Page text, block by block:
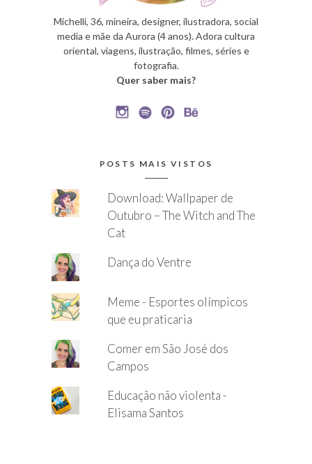
Michelli, 36, mineira, designer, ilustradora, social
media e mãe da Aurora (4 anos). Adora cultura
oriental, viagens, ilustração, filmes, séries e
fotografia.
Quer saber mais?
POSTS MAIS VISTOS
Download: Wallpaper de
Outubro – The Witch and The
Cat
Dança do Ventre
Meme - Esportes olímpicos
que eu praticaria
Comer em São José dos
Campos
Educação não violenta -
Elisama Santos